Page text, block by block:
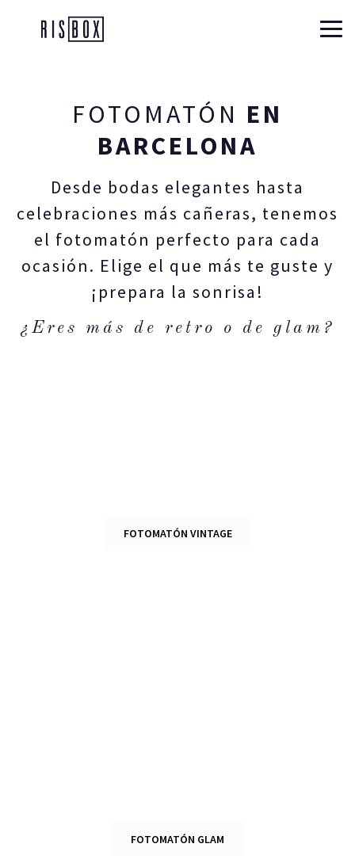
Risbox
FOTOMATÓN EN
BARCELONA
Desde bodas elegantes hasta
celebraciones más cañeras, tenemos
el fotomatón perfecto para cada
ocasión. Elige el que más te guste y
¡prepara la sonrisa!
¿Eres más de retro o de glam?
FOTOMATÓN VINTAGE
FOTOMATÓN GLAM